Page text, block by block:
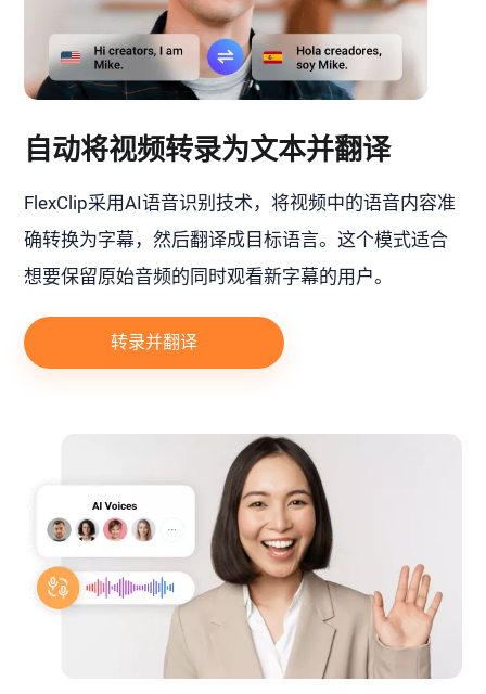
自动将视频转录为文本并翻译
FlexClip采用AI语音识别技术，将视频中的语音内容准
确转换为字幕，然后翻译成目标语言。这个模式适合
想要保留原始音频的同时观看新字幕的用户。
转录并翻译